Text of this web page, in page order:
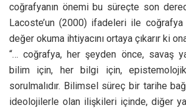
coğrafyanın önemi bu süreçte son
Lacoste’un (2000) ifadeleri ile
değer okuma ihtiyacını ortaya çıkarır ki
“… coğrafya, her şeyden önce, savaş
bilim için, her bilgi için,
sorulmalıdır. Bilimsel süreç bir tarihe
ideolojilerle olan ilişkileri içinde, diğer